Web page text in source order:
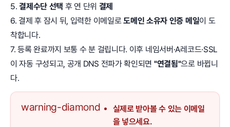
5.결제수단 선택 후 연 단위 결제
6. 결제 후 잠시 뒤, 입력한 이메일로도메인 소유자 인증 메일이 도
착합니다.
7. 등록 완료까지 보통 수 분 걸립니다. 이후 네임서버·A레코드·SSL
이 자동 구성되고, 공개 DNS 전파가 확인되면 "연결됨"으로 바뀝니
다.
warning-diamond
실제로 받아볼 수 있는 이메일
을 넣으세요.